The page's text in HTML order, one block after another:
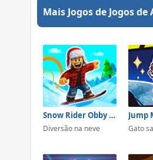
Mais Jogos de Jogos
Snow Rider Obby Parkour
Diversão na neve
Jump
Gato